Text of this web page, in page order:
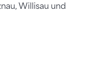
Willisau und